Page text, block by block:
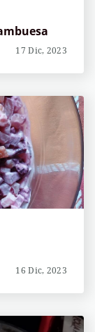
17 Dic, 2023
16 Dic, 2023